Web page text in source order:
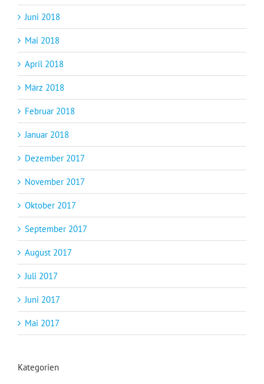
Juni 2018
Mai 2018
April 2018
März 2018
Februar 2018
Januar 2018
Dezember 2017
November 2017
Oktober 2017
September 2017
August 2017
Juli 2017
Juni 2017
Mai 2017
Kategorien